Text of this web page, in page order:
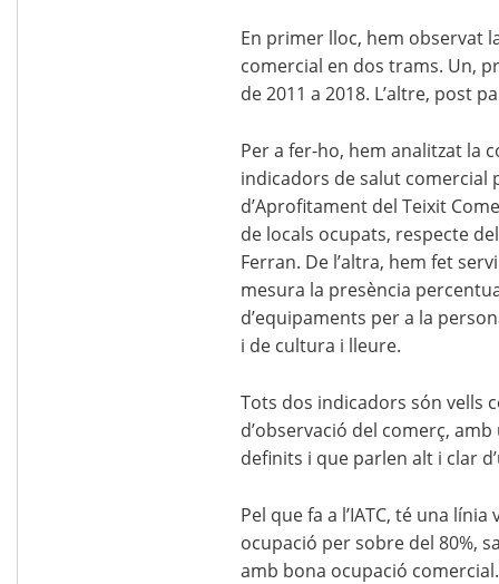
En primer lloc, hem observat
comercial en dos trams. Un,
de 2011 a 2018. L’altre, post
Per a fer-ho, hem analitzat la
indicadors de salut comercial
d’Aprofitament del Teixit
de locals ocupats, respecte
Ferran. De l’altra, hem fet
mesura la presència
d’equipaments per a la
i de cultura i lleure.
Tots dos indicadors són vells
d’observació del comerç,
definits i que parlen alt i clar
Pel que fa a l’IATC, té una
ocupació per sobre del 80%,
amb bona ocupació